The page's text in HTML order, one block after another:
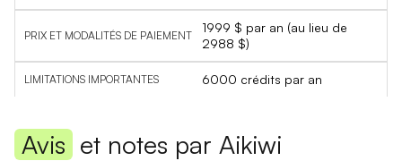
1999 $ par an (au lieu de
2988 $)
6000 crédits par an
Avis et notes par Aikiwi